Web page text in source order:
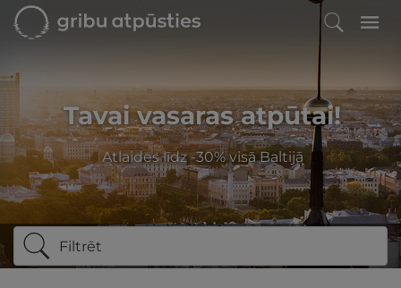
Tavai vasaras atpūtai!
Atlaides līdz -30% visā Baltijā
Filtrēt